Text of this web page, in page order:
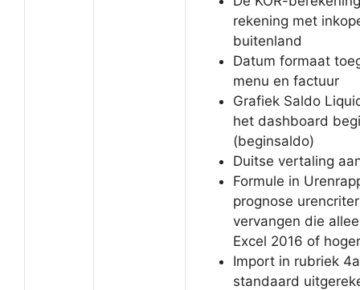
rekening met
buitenland
Datum formaat
menu en factuur
Grafiek Saldo
het dashboard
(beginsaldo)
Duitse vertaling
Formule in
prognose
vervangen die
Excel 2016 of hoger
Import in rubriek
standaard